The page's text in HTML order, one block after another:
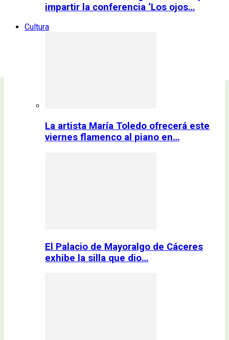
impartir la conferencia ‘Los ojos…
Cultura
La artista María Toledo ofrecerá este
viernes flamenco al piano en…
El Palacio de Mayoralgo de Cáceres
exhibe la silla que dio…